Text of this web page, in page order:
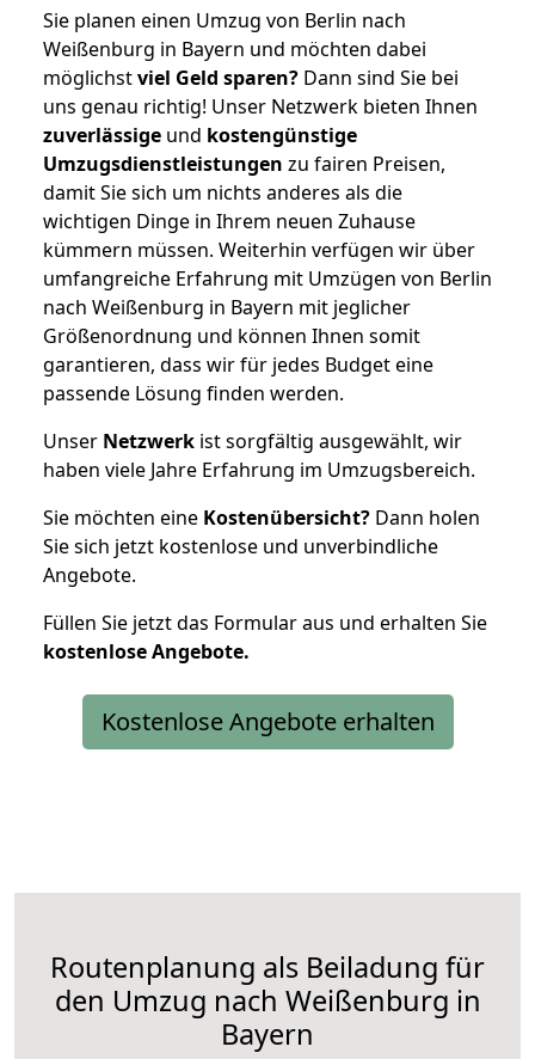
Sie planen einen Umzug von Berlin nach
Weißenburg in Bayern und möchten dabei
möglichstviel Geld sparen? Dann sind Sie bei
uns genau richtig! Unser Netzwerk bieten Ihnen
zuverlässige und kostengünstige
Umzugsdienstleistungen zu fairen Preisen,
damit Sie sich um nichts anderes als die
wichtigen Dinge in Ihrem neuen Zuhause
kümmern müssen. Weiterhin verfügen wir über
umfangreiche Erfahrung mit Umzügen von Berlin
nach Weißenburg in Bayern mit jeglicher
Größenordnung und können Ihnen somit
garantieren, dass wir für jedes Budget eine
passende Lösung finden werden.
Unser Netzwerk ist sorgfältig ausgewählt, wir
haben viele Jahre Erfahrung im Umzugsbereich.
Sie möchten eine Kostenübersicht? Dann holen
Sie sich jetzt kostenlose und unverbindliche
Angebote.
Füllen Sie jetzt das Formular aus und erhalten Sie
kostenloseAngebote.
Kostenlose Angebote erhalten
Routenplanung als Beiladung für
den Umzug nach Weißenburg in
Bayern